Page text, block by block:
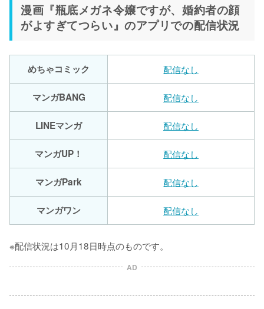
漫画『瓶底メガネ令嬢ですが、婚約者の顔
がよすぎてつらい』のアプリでの配信状況
めちゃコミック 配信なし
マンガBANG 配信なし
LINEマンガ 配信なし
マンガUP！ 配信なし
マンガPark 配信なし
マンガワン 配信なし
※配信状況は10月18日時点のものです。
AD